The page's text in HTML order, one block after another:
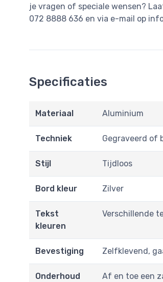
je vragen of speciale wensen?
072 8888 636 en via e-mail op
Specificaties
Materiaal Aluminium
Techniek Gegraveerd of
Stijl Tijdloos
Bord kleur Zilver
Tekst
kleuren
Verschillende
Bevestiging Zelfklevend,
Onderhoud
Af en toe een